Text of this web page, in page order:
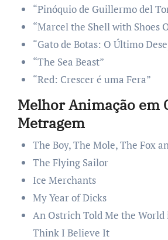
“Pinóquio de Guillermo del
“Marcel the Shell with Shoes
“Gato de Botas: O Último
“The Sea Beast”
“Red: Crescer é uma Fera”
Melhor Animação em
Metragem
The Boy, The Mole, The Fox
The Flying Sailor
Ice Merchants
My Year of Dicks
An Ostrich Told Me the World
Think I Believe It